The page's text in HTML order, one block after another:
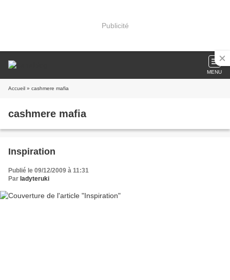
Publicité
MENU
Accueil » cashmere mafia
cashmere mafia
Inspiration
Publié le 09/12/2009 à 11:31
Par ladyteruki